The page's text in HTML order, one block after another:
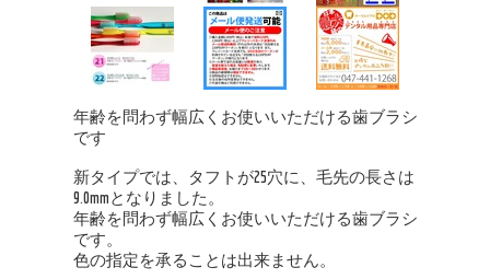
年齢を問わず幅広くお使いいただける歯ブラシ
です
新タイプでは、タフトが25穴に、毛先の長さは
9.0mmとなりました。
年齢を問わず幅広くお使いいただける歯ブラシ
です。
色の指定を承ることは出来ません。